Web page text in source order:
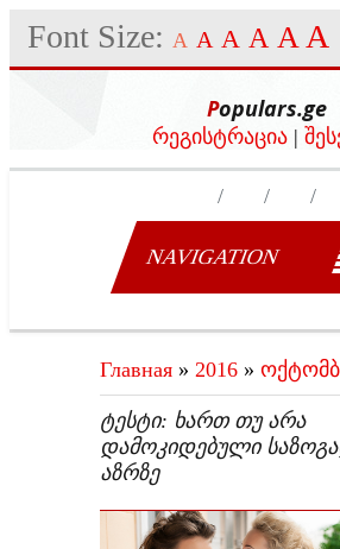
Font Size: A A A A A A
Populars.ge
რეგისტრაცია |
NAVIGATION
Главная » 2016 »
ᲢᲔᲡᲢᲘ: ᲮᲐᲠᲗ ᲗᲣ ᲐᲠᲐ
ᲓᲐᲛᲝᲙᲘᲓᲔᲑᲣᲚᲘ
ᲐᲖᲠᲖᲔ